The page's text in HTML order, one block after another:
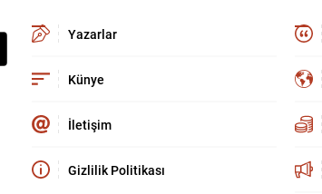
Yazarlar
Künye
İletişim
Gizlilik Politikası